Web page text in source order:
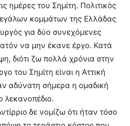
ημέρες του Σημίτη. Πολιτικός
κομμάτων της Ελλάδας
για δύο συνεχόμενες
να μην έκανε έργο. Κατά
διότι ζω πολλά χρόνια στην
του Σημίτη είναι η Αττική
αδύνατη σήμερα η ομαδική
λεκανοπέδιο.
δε νομίζω ότι ήταν τόσο